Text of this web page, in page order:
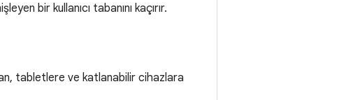
bir kullanıcı tabanını kaçırır.
tabletlere ve katlanabilir cihazlara